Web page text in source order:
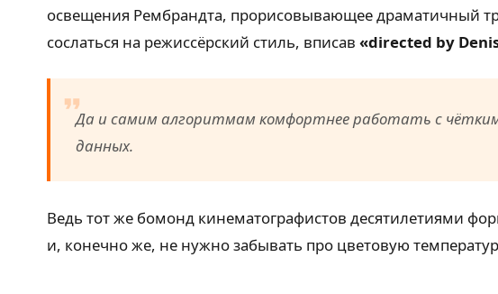
освещения Рембрандта, прорисовывающее драматичный
сослаться на режиссёрский стиль, вписав «directed by
Да и самим алгоритмам комфортнее работать с
данных.
Ведь тот же бомонд кинематографистов десятилетиями
и, конечно же, не нужно забывать про цветовую